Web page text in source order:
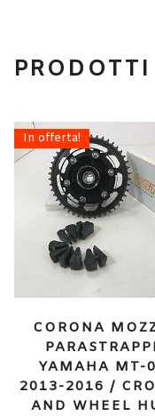
In offerta!
CORONA
PARASTRAPPI
YAMAHA MT-
2013-2016 /
AND WHEEL